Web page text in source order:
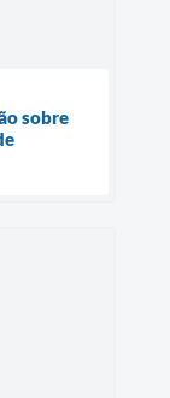
sobre